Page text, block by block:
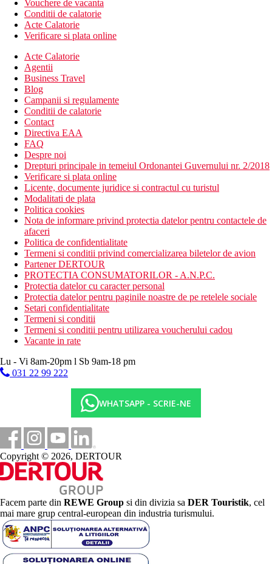
Vouchere de vacanta
Conditii de calatorie
Acte Calatorie
Verificare si plata online
Acte Calatorie
Agentii
Business Travel
Blog
Campanii si regulamente
Conditii de calatorie
Contact
Directiva EAA
FAQ
Despre noi
Drepturi principale in temeiul Ordonantei Guvernului nr. 2/2018
Verificare si plata online
Licente, documente juridice si contractul cu turistul
Modalitati de plata
Politica cookies
Nota de informare privind protectia datelor pentru contactele de
afaceri
Politica de confidentialitate
Termeni si conditii privind comercializarea biletelor de avion
Partener DERTOUR
PROTECTIA CONSUMATORILOR - A.N.P.C.
Protectia datelor cu caracter personal
Protectia datelor pentru paginile noastre de pe retelele sociale
Setari confidentialitate
Termeni si conditii
Termeni si conditii pentru utilizarea voucherului cadou
Vacante in rate
Lu - Vi 8am-20pm l Sb 9am-18 pm
031 22 99 222
WHATSAPP - SCRIE-NE
Copyright © 2026, DERTOUR
Facem parte din REWE Group si din divizia sa DER Touristik, cel
mai mare grup central-european din industria turismului.